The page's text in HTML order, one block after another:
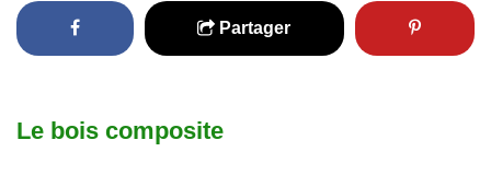
Partager
Le bois composite